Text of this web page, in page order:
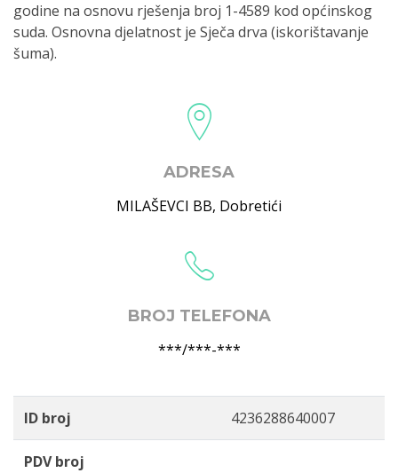
godine na osnovu rješenja broj 1-4589 kod općinskog
suda. Osnovna djelatnost je Sječa drva (iskorištavanje
šuma).
ADRESA
MILAŠEVCI BB, Dobretići
BROJ TELEFONA
***/***-***
ID broj 4236288640007
PDV broj